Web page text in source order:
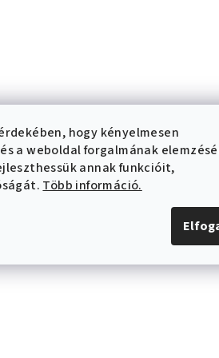
hogy kényelmesen
a weboldal forgalmának
annak funkcióit,
Több információ.
i
á
í
t
á